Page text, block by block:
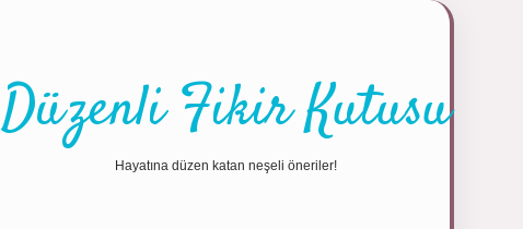
Düzenli Fikir Kutusu
Hayatına düzen katan neşeli öneriler!